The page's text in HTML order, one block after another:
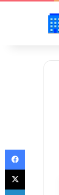
Facebook
X
LinkedIn